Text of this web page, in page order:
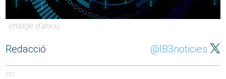
Imatge d'arxiu.
Redacció @IB3noticies
225